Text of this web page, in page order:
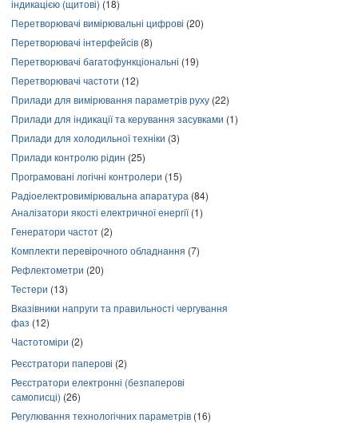
індикацією (щитові) (18)
Перетворювачі вимірювальні цифрові (20)
Перетворювачі інтерфейсів (8)
Перетворювачі багатофункціональні (19)
Перетворювачі частоти (12)
Прилади для вимірювання параметрів руху (22)
Прилади для індикації та керування засувками (1)
Прилади для холодильної техніки (3)
Прилади контролю рідин (25)
Програмовані логічні контролери (15)
Радіоелектровимірювальна апаратура (84)
Аналізатори якості електричної енергії(1)
Генератори частот (2)
Комплекти перевірочного обладнання (7)
Рефлектометри (20)
Тестери (13)
Вказівники напруги та правильності чергування
фаз (12)
Частотоміри (2)
Реєстратори паперові (2)
Реєстратори електронні (безпаперові
самописці) (26)
Регулювання технологічних параметрів (16)